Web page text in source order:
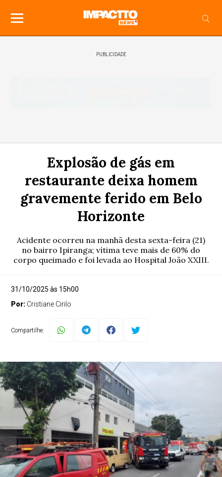
PUBLICIDADE
Explosão de gás em
restaurante deixa homem
gravemente ferido em Belo
Horizonte
Acidente ocorreu na manhã desta sexta-feira (21)
no bairro Ipiranga; vítima teve mais de 60% do
corpo queimado e foi levada ao Hospital João XXIII.
31/10/2025 às 15h00
Por: Cristiane Cirilo
Compartilhe: